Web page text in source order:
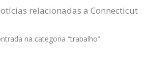
relacionadas a Connecticut
na categoria “trabalho”.